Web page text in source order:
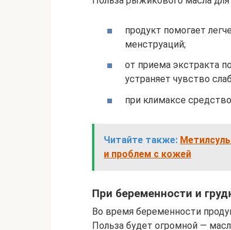
продукт помогает
менструаций;
от приема экстракта
устраняет чувство
при климаксе
Читайте также:
и проблем с кожей
При беременности и
Во время беременности
Польза будет огромной —